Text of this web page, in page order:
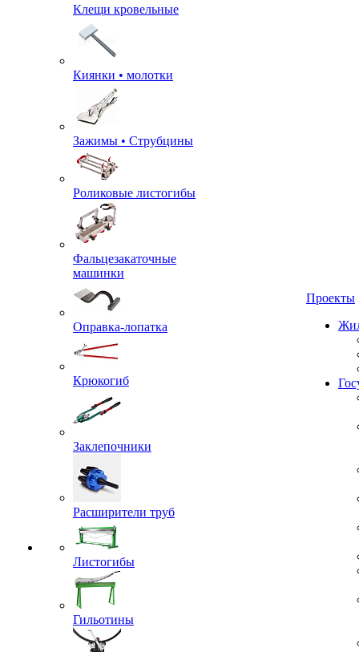
Клещи кровельные
Киянки • молотки
Зажимы • Струбцины
Роликовые листогибы
Фальцезакаточные
машинки
Оправка-лопатка
Крюкогиб
Заклепочники
Расширители труб
Листогибы
Гильотины
Проекты